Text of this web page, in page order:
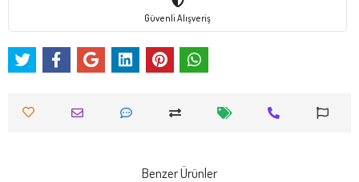
Güvenli Alışveriş
Benzer Ürünler